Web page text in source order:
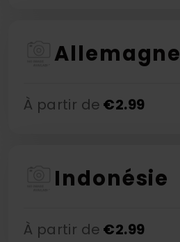
Allemagne
À partir de €2.99
Indonésie
À partir de €2.99